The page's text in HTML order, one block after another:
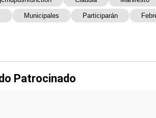
Municipales Participarán
Patrocinado